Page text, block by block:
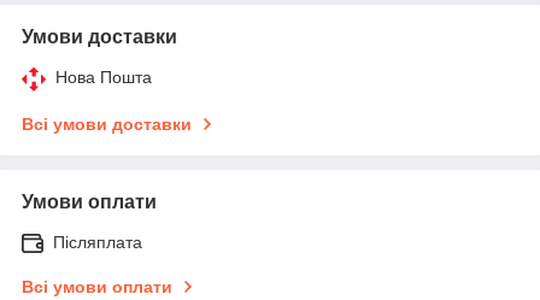
Умови доставки
Нова Пошта
Всі умови доставки
Умови оплати
Післяплата
Всі умови оплати